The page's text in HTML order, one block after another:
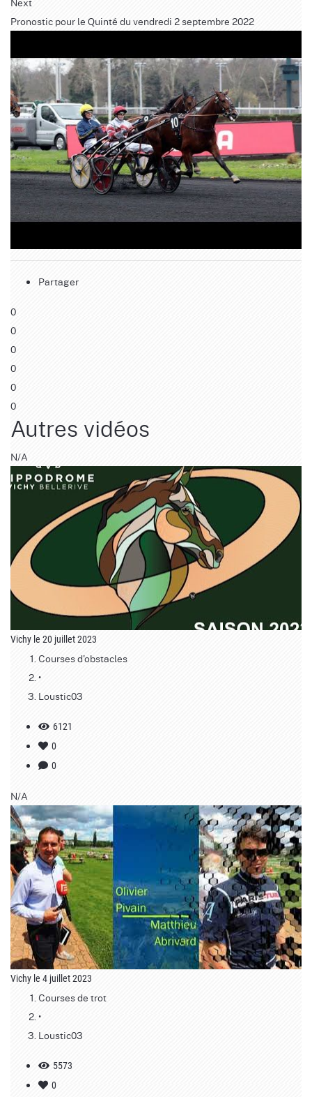
Pronostic pour le Quinté du vendredi 2 septembre 2022
Partager
0
0
0
0
0
0
Autres vidéos
N/A
Vichy le 20 juillet 2023
Courses d'obstacles
•
Loustic03
6121
0
0
N/A
Vichy le 4 juillet 2023
Courses de trot
•
Loustic03
5573
0